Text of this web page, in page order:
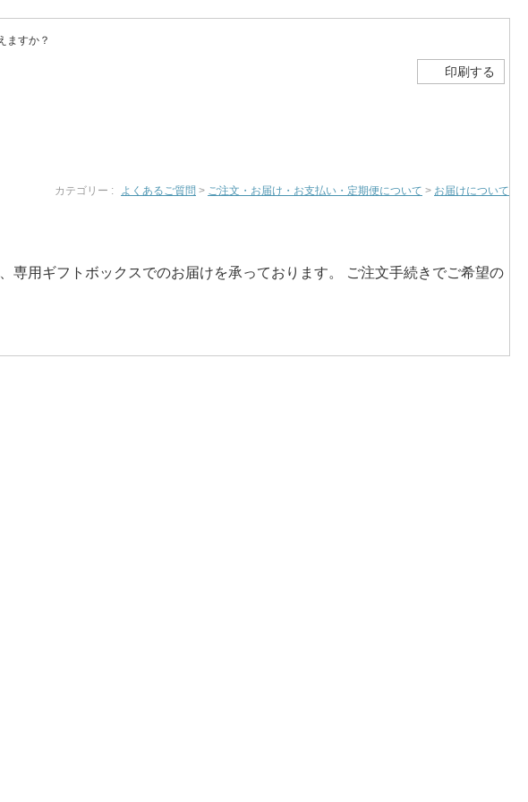
ますか？
印刷する
カテゴリー : よくあるご質問 > ご注文・お届け・お支払い・定期便について > お届けについて
用ギフトボックスでのお届けを承っております。 ご注文手続きでご希望の